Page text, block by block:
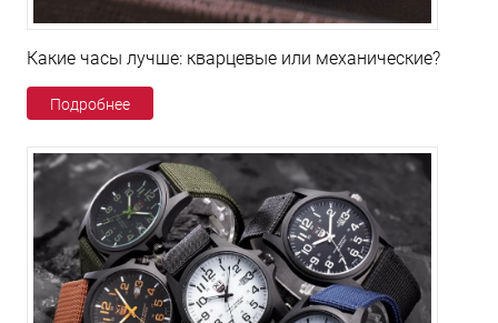
Какие часы лучше: кварцевые или механические?
Подробнее